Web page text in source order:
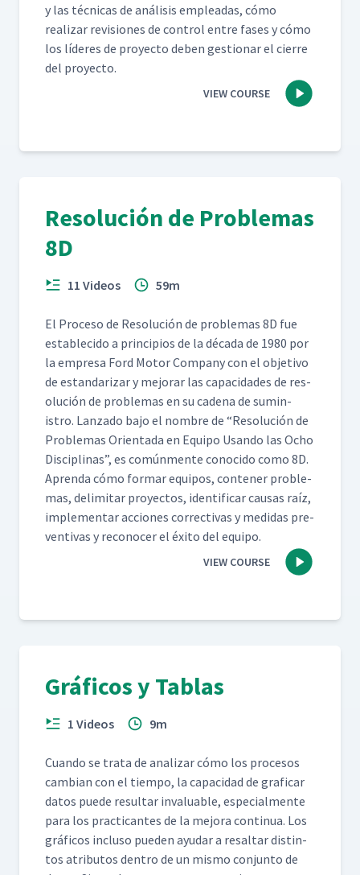
y las téc­ni­cas de análi­sis empleadas, cómo
realizar revi­siones de con­trol entre fas­es y cómo
los líderes de proyec­to deben ges­tionar el cierre
del proyecto.
VIEW COURSE
Resolución de Problemas
8D
11 Videos 59m
El Pro­ce­so de Res­olu­ción de prob­le­mas 8D fue
estable­ci­do a prin­ci­p­ios de la déca­da de 1980 por
la empre­sa Ford Motor Com­pa­ny con el obje­ti­vo
de estandarizar y mejo­rar las capaci­dades de res­
olu­ción de prob­le­mas en su cade­na de sum­in­
istro. Lan­za­do bajo el nom­bre de “Res­olu­ción de
Prob­le­mas Ori­en­ta­da en Equipo Usan­do las Ocho
Dis­ci­plinas”, es común­mente cono­ci­do como 8D.
Apren­da cómo for­mar equipos, con­tener prob­le­
mas, delim­i­tar proyec­tos, iden­ti­ficar causas raíz,
imple­men­tar acciones cor­rec­ti­vas y medi­das pre­
ven­ti­vas y recono­cer el éxi­to del equipo.
VIEW COURSE
Gráficos y Tablas
1 Videos 9m
Cuan­do se tra­ta de analizar cómo los pro­ce­sos
cam­bian con el tiem­po, la capaci­dad de graficar
datos puede resul­tar invalu­able, espe­cial­mente
para los prac­ti­cantes de la mejo­ra con­tin­ua. Los
grá­fi­cos inclu­so pueden ayu­dar a resaltar dis­tin­
tos atrib­u­tos den­tro de un mis­mo con­jun­to de